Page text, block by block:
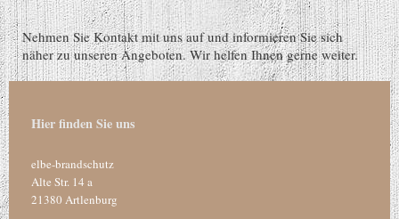
Nehmen Sie Kontakt mit uns auf und informieren Sie sich
näher zu unseren Angeboten. Wir helfen Ihnen gerne weiter.
Hier finden Sie uns
elbe-brandschutz
Alte Str. 14 a
21380 Artlenburg